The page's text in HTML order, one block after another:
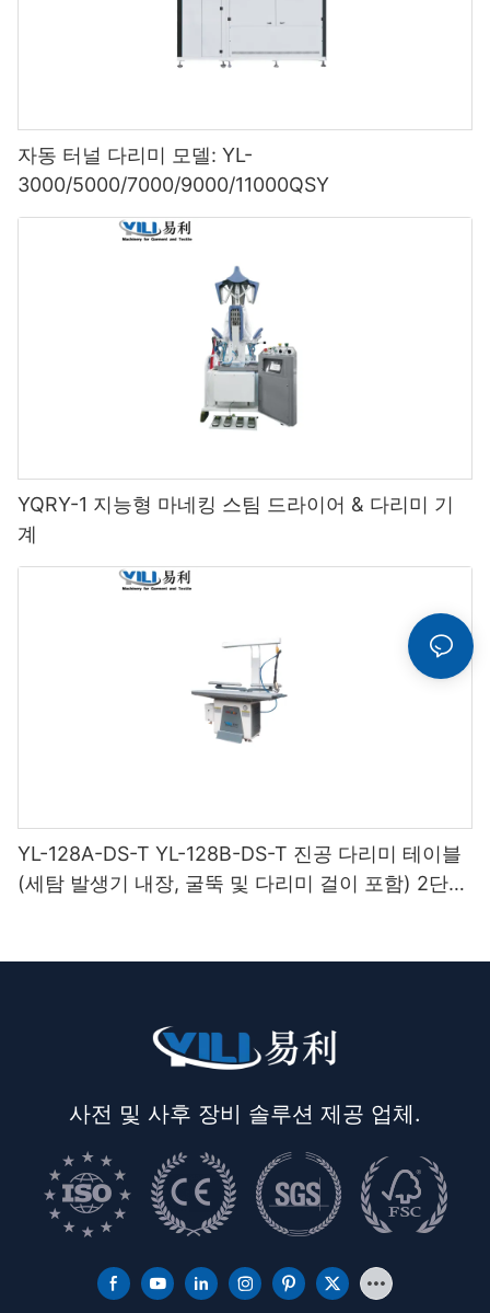
자동 터널 다리미 모델: YL-
3000/5000/7000/9000/11000QSY
YQRY-1 지능형 마네킹 스팀 드라이어 & 다리미 기
계
YL-128A-DS-T YL-128B-DS-T 진공 다리미 테이블
(세탐 발생기 내장, 굴뚝 및 다리미 걸이 포함) 2단
사전 및 사후 장비 솔루션 제공 업체.